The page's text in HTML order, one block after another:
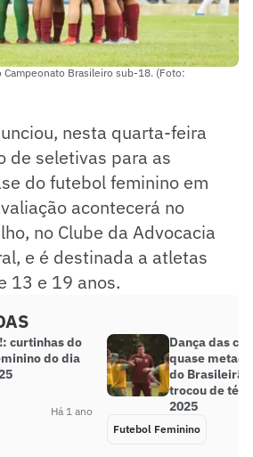
Brasileiro sub-18. (Foto:
nesta quarta-feira
de seletivas para as
do futebol feminino em
acontecerá no
no Clube da Advocacia
e é destinada a atletas
13 e 19 anos.
curtinhas do
do dia
Há 1 ano
Dança das
quase
do
trocou de
2025
Futebol Feminino